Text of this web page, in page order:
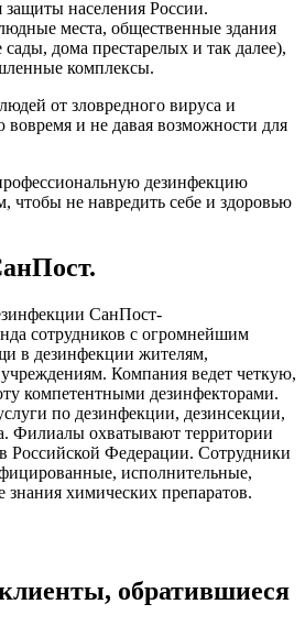
населения России.
места, общественные здания
дома престарелых и так далее),
комплексы.
от зловредного вируса и
и не давая возможности для
дезинфекцию
чтобы не навредить себе и здоровью
СанПост-
сотрудников с огромнейшим
в дезинфекции жителям,
Компания ведет четкую,
компетентными дезинфекторами.
по дезинфекции, дезинсекции,
Филиалы охватывают территории
Российской Федерации. Сотрудники
исполнительные,
химических препаратов.
обратившиеся